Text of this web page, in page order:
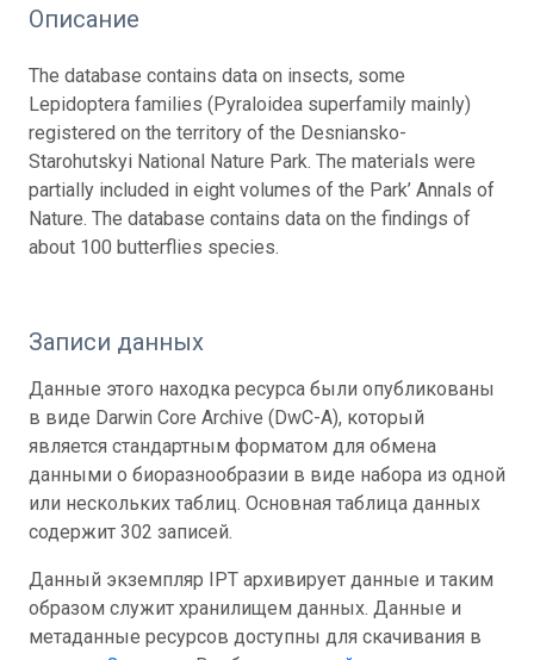
Описание
The database contains data on insects, some
Lepidoptera families (Pyraloidea superfamily mainly)
registered on the territory of the Desniansko-
Starohutskyi National Nature Park. The materials were
partially included in eight volumes of the Park’ Annals of
Nature. The database contains data on the findings of
about 100 butterflies species.
Записи данных
Данные этого находка ресурса были опубликованы
в виде Darwin Core Archive (DwC-A), который
является стандартным форматом для обмена
данными о биоразнообразии в виде набора из одной
или нескольких таблиц. Основная таблица данных
содержит 302 записей.
Данный экземпляр IPT архивирует данные и таким
образом служит хранилищем данных. Данные и
метаданные ресурсов доступны для скачивания в